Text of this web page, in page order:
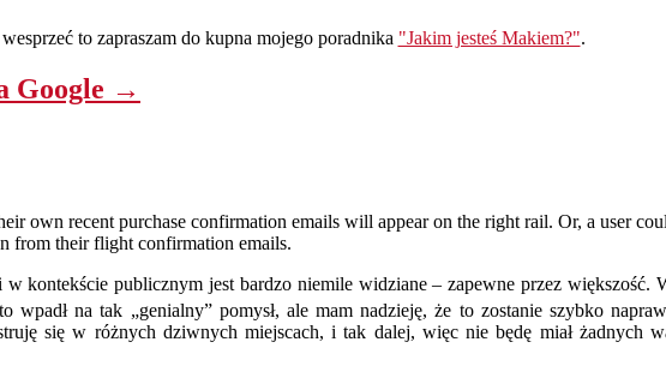
to zapraszam do kupna mojego poradnika "Jakim jesteś Makiem?".
Google →
own recent purchase confirmation emails will appear on the right rail. Or, a user
from their flight confirmation emails.
kontekście publicznym jest bardzo niemile widziane – zapewne przez większość.
wpadł na tak „genialny” pomysł, ale mam nadzieję, że to zostanie szybko
się w różnych dziwnych miejscach, i tak dalej, więc nie będę miał żadnych